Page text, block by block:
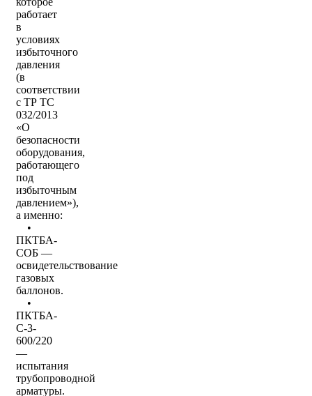
работает
в
условиях
избыточного
давления
(в
соответствии
с ТР ТС
032/2013
«О
безопасности
оборудования,
работающего
под
избыточным
давлением»),
а именно:
•
ПКТБА-
СОБ —
освидетельствование
газовых
баллонов.
•
ПКТБА-
С-3-
600/220
—
испытания
трубопроводной
арматуры.